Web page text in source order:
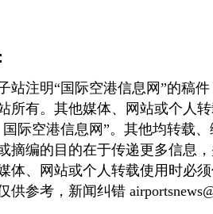
注明“国际空港信息网”的稿件
所有。其他媒体、网站或个人
际空港信息网”。其他均转载
摘编的目的在于传递更多信息
体、网站或个人转载使用时必
供参考，新闻纠错